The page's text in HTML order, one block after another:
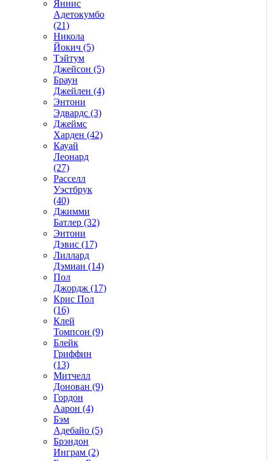
Яннис
Адетокумбо
(21)
Никола
Йокич (5)
Тэйтум
Джейсон (5)
Браун
Джейлен (4)
Энтони
Эдвардс (3)
Джеймс
Харден (42)
Кауай
Леонард
(27)
Расселл
Уэстбрук
(40)
Джимми
Батлер (32)
Энтони
Дэвис (17)
Лиллард
Дэмиан (14)
Пол
Джордж (17)
Крис Пол
(16)
Клей
Томпсон (9)
Блейк
Гриффин
(13)
Митчелл
Донован (9)
Гордон
Аарон (4)
Бэм
Адебайо (5)
Брэндон
Инграм (2)